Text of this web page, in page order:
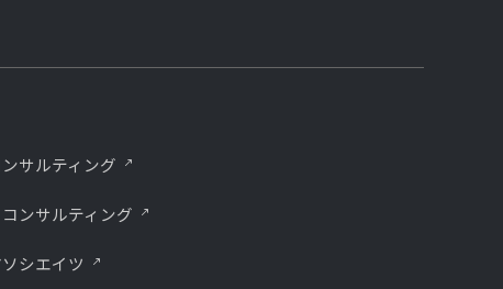
サルティング
ンサルティング
シエイツ